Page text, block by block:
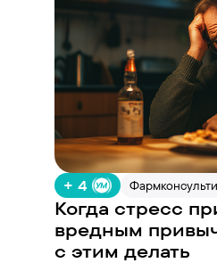
+ 4
Когда стресс
вредным
с этим делать